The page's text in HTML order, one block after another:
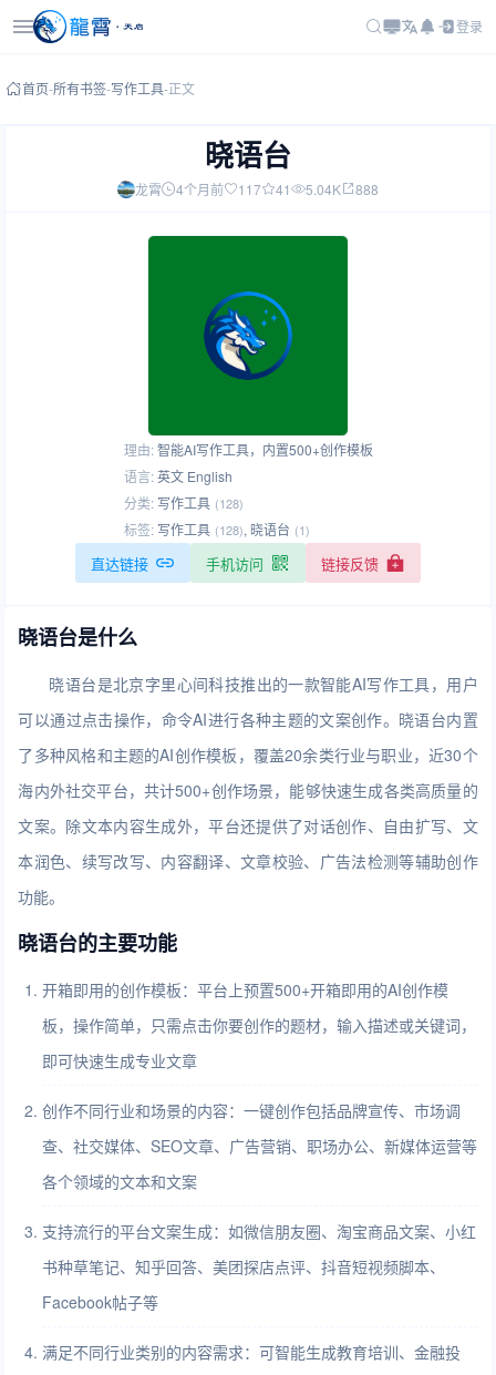
登录
首页-所有书签-写作工具-正文
晓语台
龙霄 4个月前 117 41 5.04K 888
理由:智能AI写作工具，内置500+创作模板
语言:英文 English
分类: 写作工具 (128)
标签: 写作工具 (128), 晓语台 (1)
直达链接 手机访问 链接反馈
晓语台是什么
晓语台是北京字里心间科技推出的一款智能AI写作工具，用户
可以通过点击操作，命令AI进行各种主题的文案创作。晓语台内置
了多种风格和主题的AI创作模板，覆盖20余类行业与职业，近30个
海内外社交平台，共计500+创作场景，能够快速生成各类高质量的
文案。除文本内容生成外，平台还提供了对话创作、自由扩写、文
本润色、续写改写、内容翻译、文章校验、广告法检测等辅助创作
功能。
晓语台的主要功能
开箱即用的创作模板：平台上预置500+开箱即用的AI创作模
板，操作简单，只需点击你要创作的题材，输入描述或关键词，
即可快速生成专业文章
创作不同行业和场景的内容：一键创作包括品牌宣传、市场调
查、社交媒体、SEO文章、广告营销、职场办公、新媒体运营等
各个领域的文本和文案
支持流行的平台文案生成：如微信朋友圈、淘宝商品文案、小红
书种草笔记、知乎回答、美团探店点评、抖音短视频脚本、
Facebook帖子等
满足不同行业类别的内容需求：可智能生成教育培训、金融投